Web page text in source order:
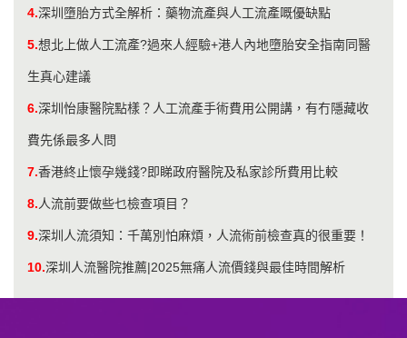
4.​深圳墮胎方式全解析：藥物流產與人工流產嘅優缺點
5.想北上做人工流產?過來人經驗+港人內地墮胎安全指南同醫
生真心建議
6.深圳怡康醫院點樣？人工流產手術費用公開講，有冇隱藏收
費先係最多人問
7.香港終止懷孕幾錢?即睇政府醫院及私家診所費用比較
8.人流前要做些乜檢查項目？
9.​深圳人流須知：千萬別怕麻煩，人流術前檢查真的很重要！
10.深圳人流醫院推薦|2025無痛人流價錢與最佳時間解析